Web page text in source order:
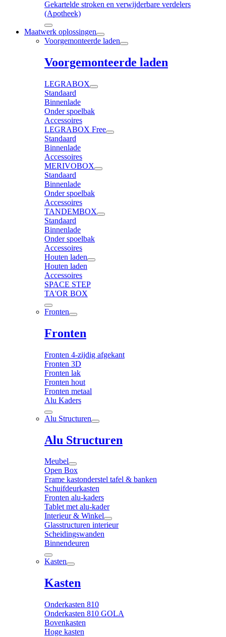
Gekartelde stroken en verwijderbare verdelers
(Apotheek)
Maatwerk oplossingen
Voorgemonteerde laden
Voorgemonteerde laden
LEGRABOX
Standaard
Binnenlade
Onder spoelbak
Accessoires
LEGRABOX Free
Standaard
Binnenlade
Accessoires
MERIVOBOX
Standaard
Binnenlade
Onder spoelbak
Accessoires
TANDEMBOX
Standaard
Binnenlade
Onder spoelbak
Accessoires
Houten laden
Houten laden
Accessoires
SPACE STEP
TA'OR BOX
Fronten
Fronten
Fronten 4-zijdig afgekant
Fronten 3D
Fronten lak
Fronten hout
Fronten metaal
Alu Kaders
Alu Structuren
Alu Structuren
Meubel
Open Box
Frame kastonderstel tafel & banken
Schuifdeurkasten
Fronten alu-kaders
Tablet met alu-kader
Interieur & Winkel
Glasstructuren interieur
Scheidingswanden
Binnendeuren
Kasten
Kasten
Onderkasten 810
Onderkasten 810 GOLA
Bovenkasten
Hoge kasten